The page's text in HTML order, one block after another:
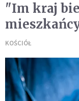
"Im kraj
KOŚCIÓŁ